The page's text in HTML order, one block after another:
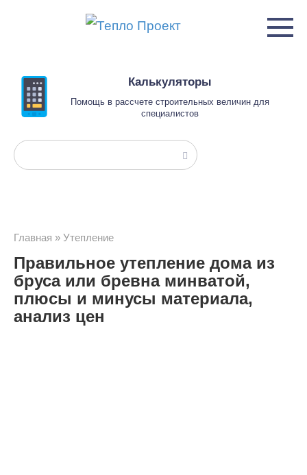
Калькуляторы
Помощь в рассчете строительных величин для
специалистов
Поиск:
Главная » Утепление
Правильное утепление дома из
бруса или бревна минватой,
плюсы и минусы материала,
анализ цен